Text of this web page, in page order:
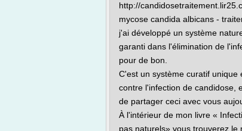
http://
mycose candida albicans -
j'ai développé un système
garanti dans l'élimination de
pour de bon.
C'est un système curatif unique
contre l'infection de candidose,
de partager ceci avec vous
À l'intérieur de mon livre «
pas naturels» vous trouverez le